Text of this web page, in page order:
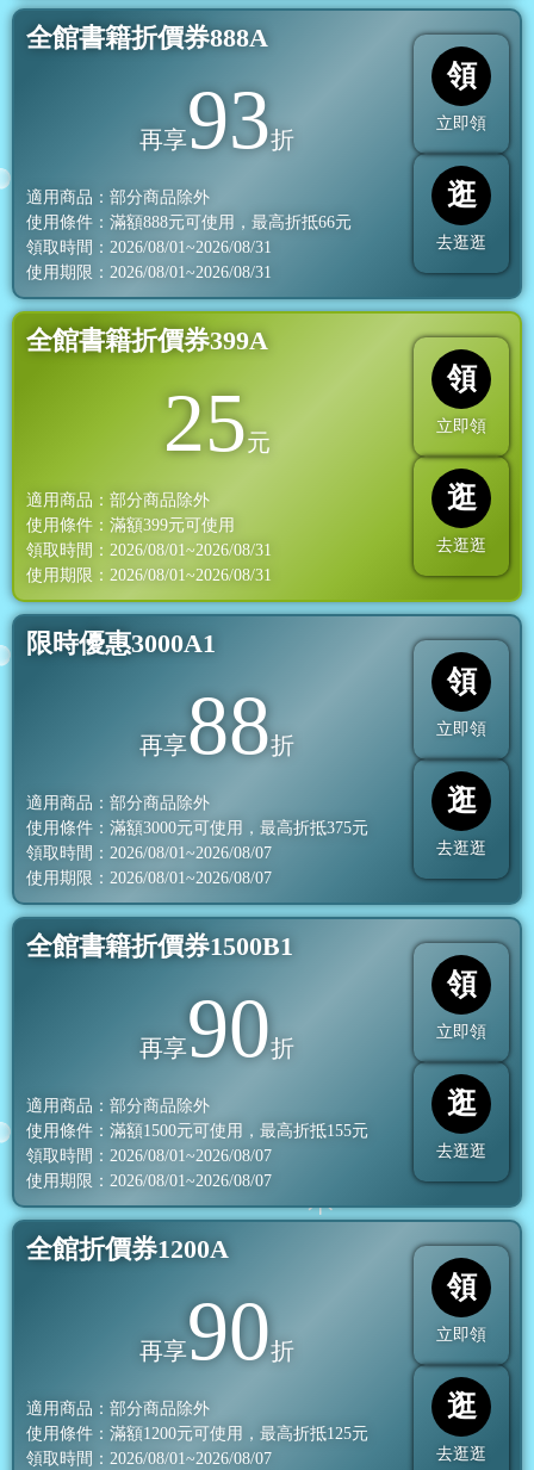
全館書籍折價券888A
再享93折
適用商品：部分商品除外
使用條件：滿額888元可使用，最高折抵66元
領取時間：2026/08/01~2026/08/31
使用期限：2026/08/01~2026/08/31
領
立即領
逛
去逛逛
全館書籍折價券399A
25元
適用商品：部分商品除外
使用條件：滿額399元可使用
領取時間：2026/08/01~2026/08/31
使用期限：2026/08/01~2026/08/31
領
立即領
逛
去逛逛
限時優惠3000A1
再享88折
適用商品：部分商品除外
使用條件：滿額3000元可使用，最高折抵375元
領取時間：2026/08/01~2026/08/07
使用期限：2026/08/01~2026/08/07
領
立即領
逛
去逛逛
全館書籍折價券1500B1
再享90折
適用商品：部分商品除外
使用條件：滿額1500元可使用，最高折抵155元
領取時間：2026/08/01~2026/08/07
使用期限：2026/08/01~2026/08/07
領
立即領
逛
去逛逛
全館折價券1200A
再享90折
適用商品：部分商品除外
使用條件：滿額1200元可使用，最高折抵125元
領取時間：2026/08/01~2026/08/07
領
立即領
逛
去逛逛